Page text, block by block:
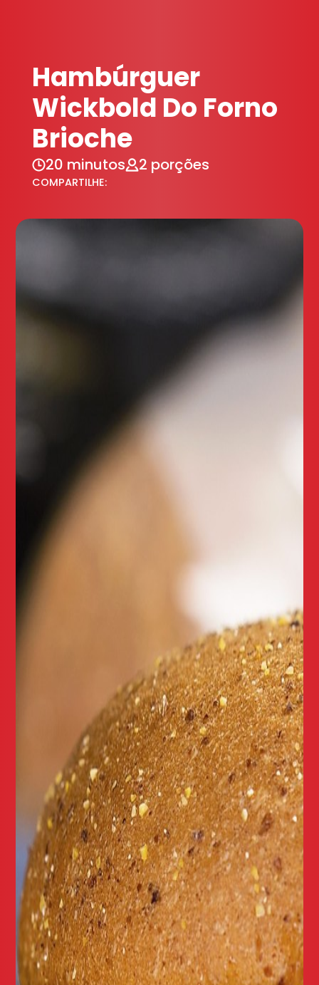
Hambúrguer
Wickbold Do Forno
Brioche
20 minutos 2 porções
COMPARTILHE: